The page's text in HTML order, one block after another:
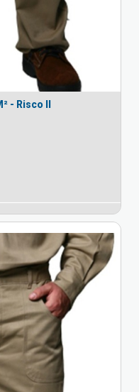
- Risco II